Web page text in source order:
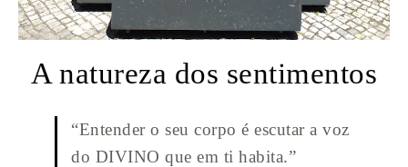
A natureza dos sentimentos
“Entender o seu corpo é escutar a voz
do DIVINO que em ti habita.”